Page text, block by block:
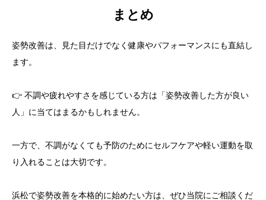
まとめ
姿勢改善は、見た目だけでなく健康やパフォーマンスにも直結し
ます。
👉 不調や疲れやすさを感じている方は「姿勢改善した方が良い
人」に当てはまるかもしれません。
一方で、不調がなくても予防のためにセルフケアや軽い運動を取
り入れることは大切です。
浜松で姿勢改善を本格的に始めたい方は、ぜひ当院にご相談くだ